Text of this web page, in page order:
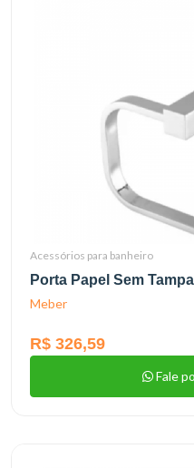
Acessórios para banheiro
Porta Papel Sem
Meber
R$ 326,59
Fale